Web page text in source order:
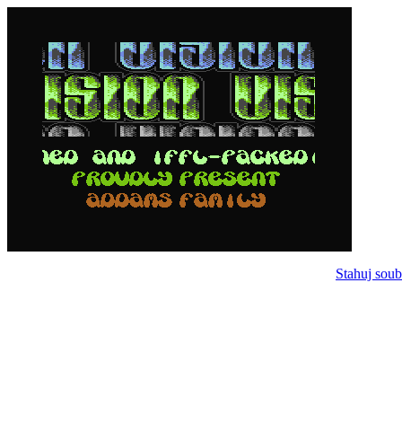
Stahuj